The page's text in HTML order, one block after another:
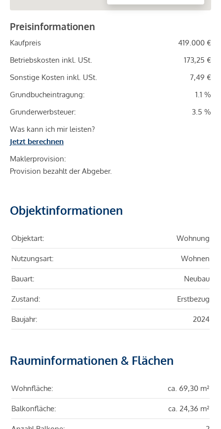
Preisinformationen
Kaufpreis
419.000 €
Betriebskosten inkl. USt.
173,25 €
Sonstige Kosten inkl. USt.
7,49 €
Grundbucheintragung:
1.1 %
Grunderwerbsteuer:
3.5 %
Was kann ich mir leisten?
Jetzt berechnen
Maklerprovision:
Provision bezahlt der Abgeber.
Objektinformationen
Objektart: Wohnung
Nutzungsart: Wohnen
Bauart: Neubau
Zustand: Erstbezug
Baujahr: 2024
Rauminformationen & Flächen
Wohnfläche: ca. 69,30 m²
Balkonfläche: ca. 24,36 m²